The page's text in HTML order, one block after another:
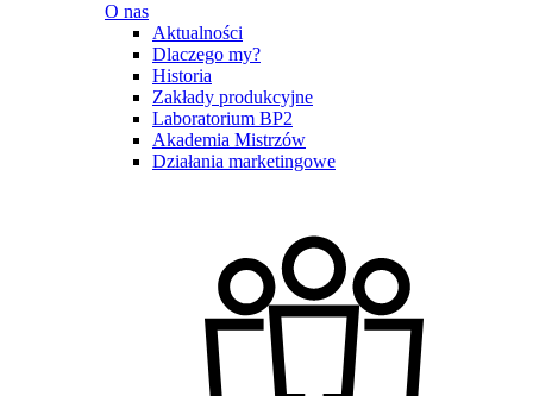
O nas
Aktualności
Dlaczego my?
Historia
Zakłady produkcyjne
Laboratorium BP2
Akademia Mistrzów
Działania marketingowe